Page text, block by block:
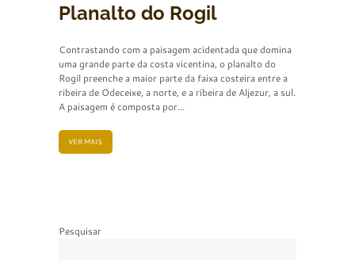
Planalto do Rogil
Contrastando com a paisagem acidentada que domina
uma grande parte da costa vicentina, o planalto do
Rogil preenche a maior parte da faixa costeira entre a
ribeira de Odeceixe, a norte, e a ribeira de Aljezur, a sul.
A paisagem é composta por...
VER MAIS
Pesquisar